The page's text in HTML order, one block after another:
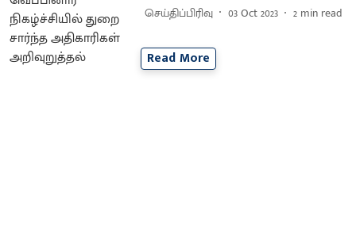
செய்திப்பிரிவு 03 Oct 2023 2 min read
Read More